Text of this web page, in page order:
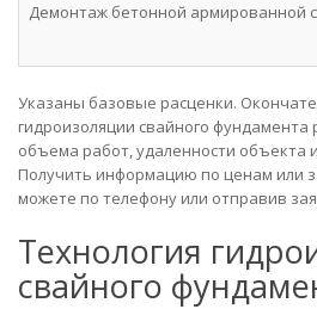
Демонтаж бетонной армированной
Указаны базовые расценки.
гидроизоляции свайного фундамента
объема работ, удаленности объекта
Получить информацию по ценам или
можете по телефону или отправив
Технология
свайного